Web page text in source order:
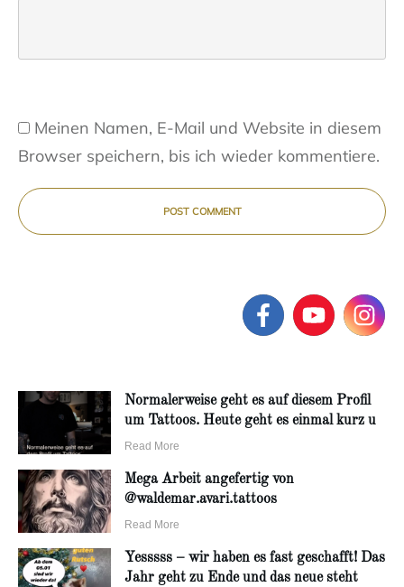
Meinen Namen, E-Mail und Website in diesem
Browser speichern, bis ich wieder kommentiere.
POST COMMENT
Normalerweise geht es auf diesem Profil
um Tattoos. Heute geht es einmal kurz u
Read More
Mega Arbeit angefertig von
@waldemar.avari.tattoos
Read More
Yesssss – wir haben es fast geschafft! Das
Jahr geht zu Ende und das neue steht